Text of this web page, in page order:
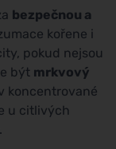
bezpečnou a
kořene i
pokud nejsou
být mrkvový
koncentrované
u citlivých